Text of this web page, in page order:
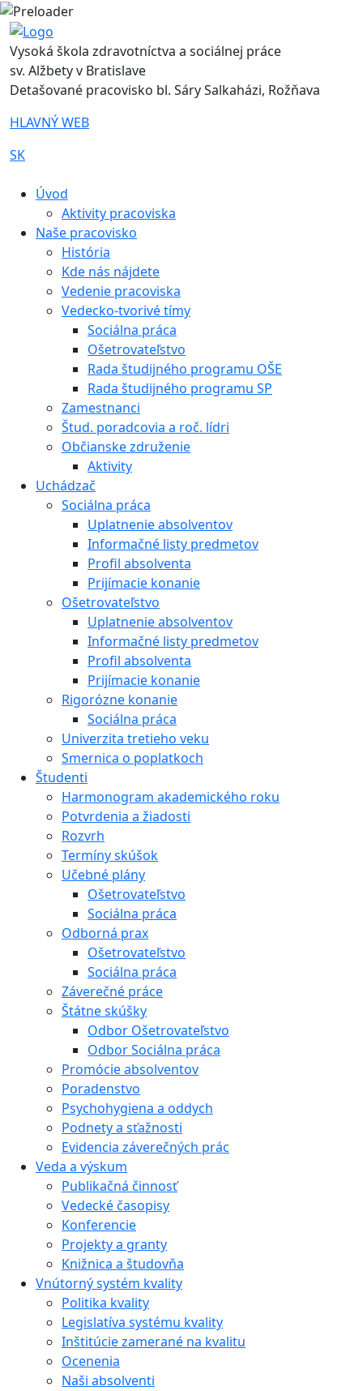
Vysoká škola zdravotníctva a sociálnej práce
sv. Alžbety v Bratislave
Detašované pracovisko bl. Sáry Salkaházi, Rožňava
HLAVNÝ WEB
SK
Úvod
Aktivity pracoviska
Naše pracovisko
História
Kde nás nájdete
Vedenie pracoviska
Vedecko-tvorivé tímy
Sociálna práca
Ošetrovateľstvo
Rada študijného programu OŠE
Rada študijného programu SP
Zamestnanci
Štud. poradcovia a roč. lídri
Občianske združenie
Aktivity
Uchádzač
Sociálna práca
Uplatnenie absolventov
Informačné listy predmetov
Profil absolventa
Prijímacie konanie
Ošetrovateľstvo
Uplatnenie absolventov
Informačné listy predmetov
Profil absolventa
Prijímacie konanie
Rigorózne konanie
Sociálna práca
Univerzita tretieho veku
Smernica o poplatkoch
Študenti
Harmonogram akademického roku
Potvrdenia a žiadosti
Rozvrh
Termíny skúšok
Učebné plány
Ošetrovateľstvo
Sociálna práca
Odborná prax
Ošetrovateľstvo
Sociálna práca
Záverečné práce
Štátne skúšky
Odbor Ošetrovateľstvo
Odbor Sociálna práca
Promócie absolventov
Poradenstvo
Psychohygiena a oddych
Podnety a sťažnosti
Evidencia záverečných prác
Veda a výskum
Publikačná činnosť
Vedecké časopisy
Konferencie
Projekty a granty
Knižnica a študovňa
Vnútorný systém kvality
Politika kvality
Legislatíva systému kvality
Inštitúcie zamerané na kvalitu
Ocenenia
Naši absolventi